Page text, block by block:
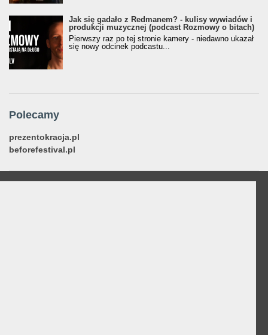
Jak się gadało z Redmanem? - kulisy wywiadów i
produkcji muzycznej (podcast Rozmowy o bitach)
Pierwszy raz po tej stronie kamery - niedawno ukazał
się nowy odcinek podcastu...
Polecamy
prezentokracja.pl
beforefestival.pl